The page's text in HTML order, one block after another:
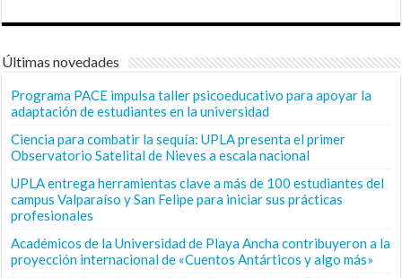
Últimas novedades
Programa PACE impulsa taller psicoeducativo para apoyar la
adaptación de estudiantes en la universidad
Ciencia para combatir la sequía: UPLA presenta el primer
Observatorio Satelital de Nieves a escala nacional
UPLA entrega herramientas clave a más de 100 estudiantes del
campus Valparaíso y San Felipe para iniciar sus prácticas
profesionales
Académicos de la Universidad de Playa Ancha contribuyeron a la
proyección internacional de «Cuentos Antárticos y algo más»